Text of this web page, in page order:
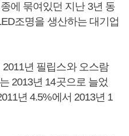
에 묶여있던 지난 3년 동
조명을 생산하는 대기업
년 필립스와 오스람
2013년 14곳으로 늘었
년 4.5%에서 2013년 1